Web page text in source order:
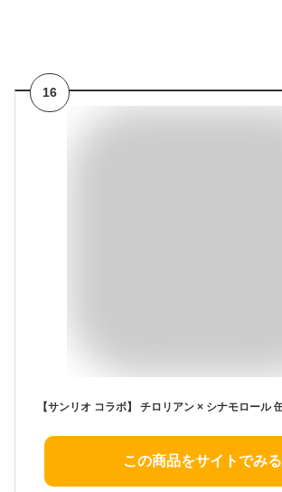
16
この商品をサイトでみる